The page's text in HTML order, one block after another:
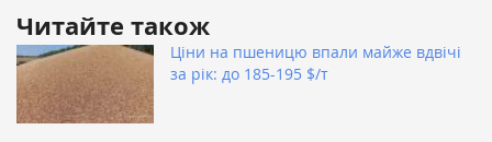
Читайте також
Ціни на пшеницю впали майже вдвічі
за рік: до 185-195 $/т